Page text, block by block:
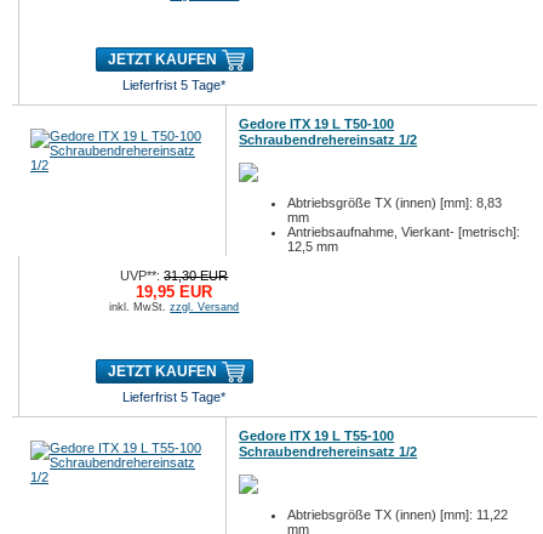
JETZT KAUFEN
Lieferfrist 5 Tage*
Gedore ITX 19 L T50-100
Schraubendrehereinsatz 1/2
Abtriebsgröße TX (innen) [mm]: 8,83
mm
Antriebsaufnahme, Vierkant- [metrisch]:
12,5 mm
UVP**:31,30 EUR
19,95 EUR
inkl. MwSt.zzgl. Versand
JETZT KAUFEN
Lieferfrist 5 Tage*
Gedore ITX 19 L T55-100
Schraubendrehereinsatz 1/2
Abtriebsgröße TX (innen) [mm]: 11,22
mm